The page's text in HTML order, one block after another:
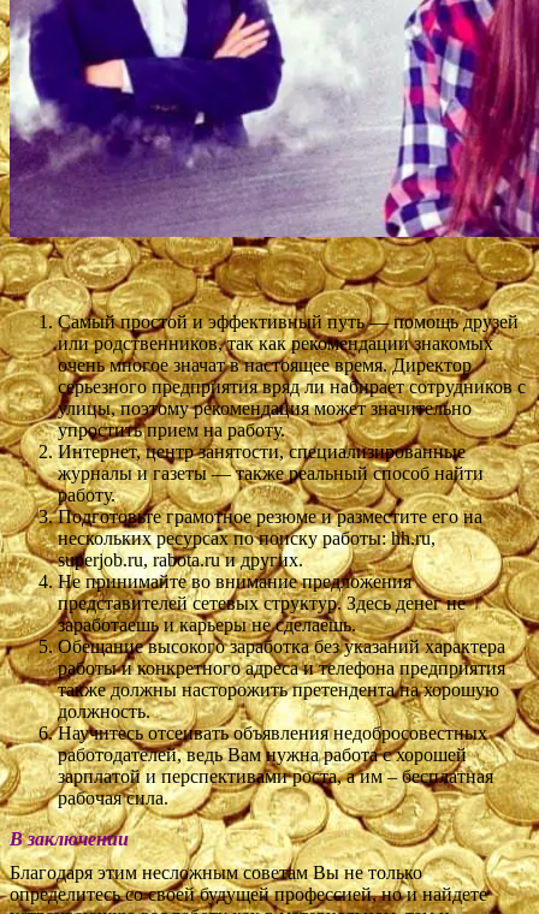
Самый простой и эффективный путь — помощь друзей
или родственников, так как рекомендации знакомых
очень многое значат в настоящее время. Директор
серьезного предприятия вряд ли набирает сотрудников с
улицы, поэтому рекомендация может значительно
упростить прием на работу.
Интернет, центр занятости, специализированные
журналы и газеты — также реальный способ найти
работу.
Подготовьте грамотное резюме и разместите его на
нескольких ресурсах по поиску работы: hh.ru,
superjob.ru, rabota.ru и других.
Не принимайте во внимание предложения
представителей сетевых структур. Здесь денег не
заработаешь и карьеры не сделаешь.
Обещание высокого заработка без указаний характера
работы и конкретного адреса и телефона предприятия
также должны насторожить претендента на хорошую
должность.
Научитесь отсеивать объявления недобросовестных
работодателей, ведь Вам нужна работа с хорошей
зарплатой и перспективами роста, а им – бесплатная
рабочая сила.
В заключении
Благодаря этим несложным советам Вы не только
определитесь со своей будущей профессией, но и найдете